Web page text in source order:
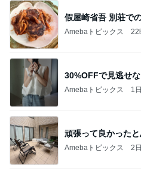
假屋崎省吾 別荘で
Amebaトピックス 22
30%OFFで見逃せ
Amebaトピックス 1
頑張って良かった
Amebaトピックス 2